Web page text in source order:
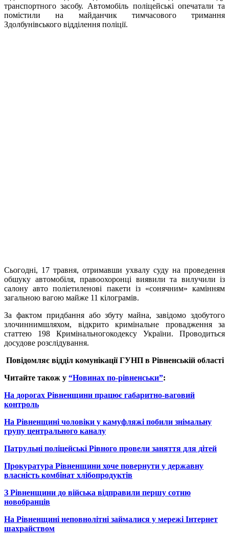
транспортного засобу. Автомобіль поліцейські опечатали та
помістили на майданчик тимчасового тримання
Здолбунівського відділення поліції.
Сьогодні, 17 травня, отримавши ухвалу суду на проведення
обшуку автомобіля, правоохоронці виявили та вилучили із
салону авто поліетиленові пакети із «сонячним» камінням
загальною вагою майже 11 кілограмів.
За фактом придбання або збуту майна, завідомо здобутого
злочиннимшляхом, відкрито кримінальне провадження за
статтею 198 Кримінальногокодексу України. Проводиться
досудове розслідування.
Повідомляє відділ комунікаціїГУНП в Рівненській області
Читайте також у “Новинах по-рівненськи”:
На дорогах Рівненщини працює габаритно-ваговий
контроль
На Рівненщині чоловіки у камуфляжі побили знімальну
групу центрального каналу
Патрульні поліцейські Рівного провели заняття для дітей
Прокуратура Рівненщини хоче повернути у державну
власність комбінат хлібопродуктів
З Рівненщини до війська відправили першу сотню
новобранців
На Рівненщині неповнолітні займалися у мережі Інтернет
шахрайством